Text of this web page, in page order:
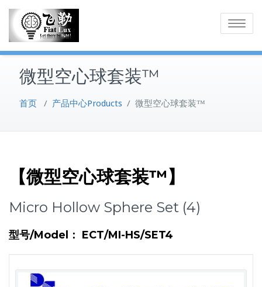
content
Toggle
微型空心球套装™
首页 / 产品中心Products / 微型空心球套装™
【微型空心球套装™】
Micro Hollow Sphere Set (4)
型号/Model： ECT/MI-HS/SET4